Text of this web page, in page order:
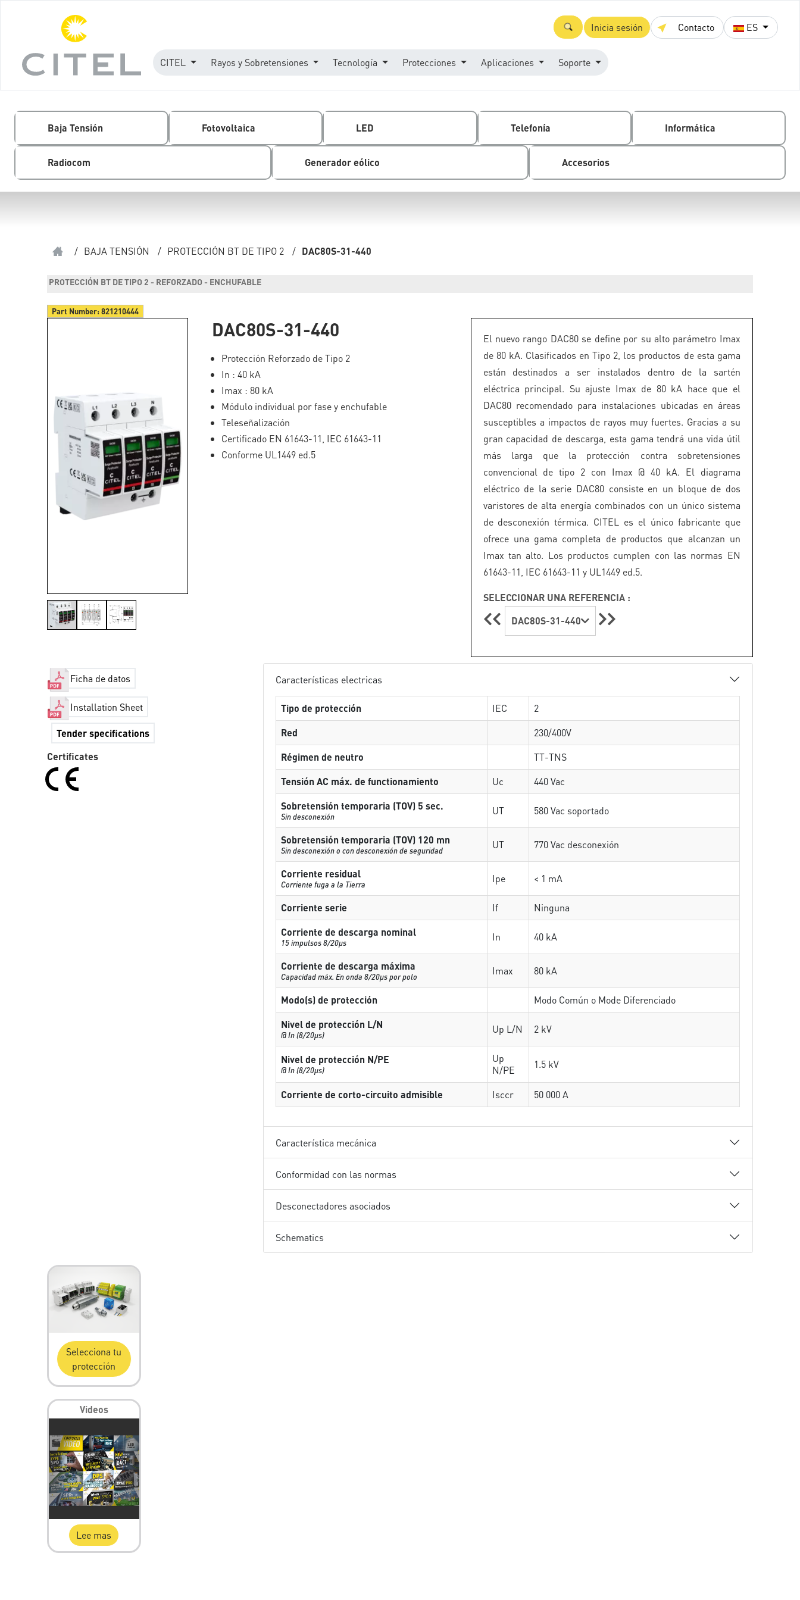
Inicia sesión Contacto ES
CITEL Rayos y Sobretensiones Tecnología Protecciones Aplicaciones Soporte
Baja Tensión Fotovoltaica LED Telefonía Informática
Radiocom Generador eólico Accesorios
/ BAJA TENSIÓN / PROTECCIÓN BT DE TIPO 2 / DAC80S-31-440
PROTECCIÓN BT DE TIPO 2 - REFORZADO - ENCHUFABLE
Part Number:821210444
DAC80S-31-440
Protección Reforzado de Tipo 2
In : 40 kA
Imax : 80 kA
Módulo individual por fase y enchufable
Teleseñalización
Certificado EN 61643-11, IEC 61643-11
Conforme UL1449 ed.5
El nuevo rango DAC80 se define por su alto parámetro Imax
de 80 kA. Clasificados en Tipo 2, los productos de esta gama
están destinados a ser instalados dentro de la sartén
eléctrica principal. Su ajuste Imax de 80 kA hace que el
DAC80 recomendado para instalaciones ubicadas en áreas
susceptibles a impactos de rayos muy fuertes. Gracias a su
gran capacidad de descarga, esta gama tendrá una vida útil
más larga que la protección contra sobretensiones
convencional de tipo 2 con Imax @ 40 kA. El diagrama
eléctrico de la serie DAC80 consiste en un bloque de dos
varistores de alta energía combinados con un único sistema
de desconexión térmica. CITEL es el único fabricante que
ofrece una gama completa de productos que alcanzan un
Imax tan alto. Los productos cumplen con las normas EN
61643-11, IEC 61643-11 y UL1449 ed.5.
SELECCIONAR UNA REFERENCIA :
DAC80S-31-440
Ficha de datos
Installation Sheet
Tender specifications
Certificates
Características electricas
Tipo de protección IEC
2
Red
230/400V
Régimen de neutro
TT-TNS
Tensión AC máx. de functionamiento
Uc
440 Vac
Sobretensión temporaria (TOV) 5 sec.
Sin desconexión UT 580 Vac soportado
Sobretensión temporaria (TOV) 120 mn
Sin desconexión o con desconexión de seguridad UT 770 Vac desconexión
Corriente residual
Corriente fuga a la Tierra Ipe < 1 mA
Corriente serie If
Ninguna
Corriente de descarga nominal
15 impulsos 8/20µs In 40 kA
Corriente de descarga máxima
Capacidad máx. En onda 8/20µs por polo Imax 80 kA
Modo(s) de protección
Modo Común o Mode Diferenciado
Nivel de protección L/N
@ In (8/20µs) Up L/N 2 kV
Nivel de protección N/PE
@ In (8/20µs)
Up
N/PE
1.5 kV
Corriente de corto-circuito admisible Isccr 50 000 A
Característica mecánica
Conformidad con las normas
Desconectadores asociados
Schematics
Selecciona tu
protección
Videos
Lee mas